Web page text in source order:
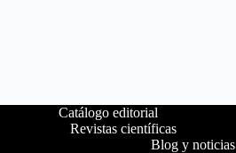
Catálogo editorial
Revistas científicas
Blog y noticias